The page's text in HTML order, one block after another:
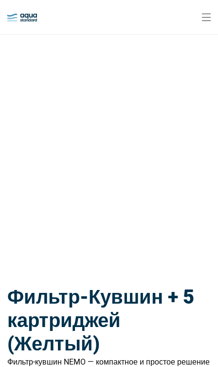
Фильтр-Кувшин + 5
картриджей
(Желтый)
Фильтр-кувшин NEMO — компактное и простое решение